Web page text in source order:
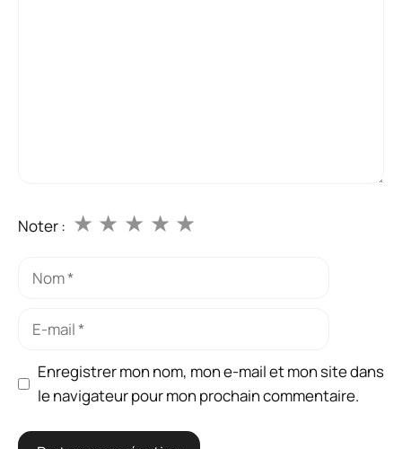
Noter : ★
★
★
★
★
Nom
Enregistrer mon nom, mon e-mail et mon site dans
le navigateur pour mon prochain commentaire.